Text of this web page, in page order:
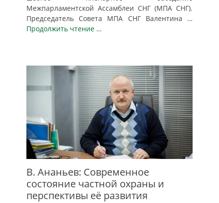
Межпарламентской Ассамблеи СНГ (МПА СНГ).
Председатель Совета МПА СНГ Валентина …
Продолжить чтение …
В. Ананьев: Современное
состояние частной охраны и
перспективы её развития